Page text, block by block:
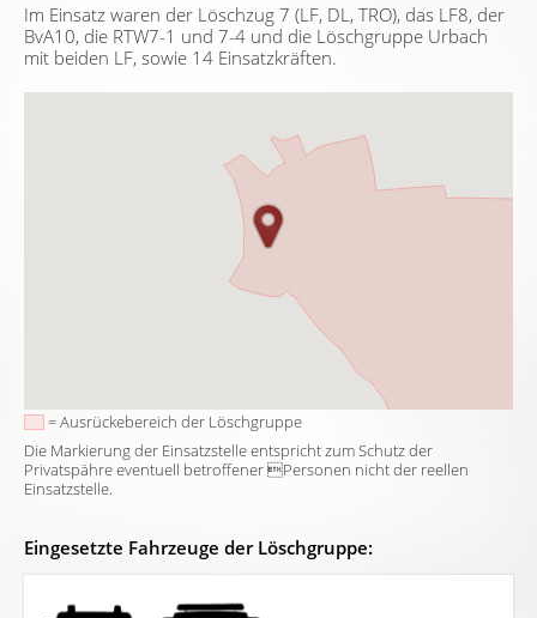
Im Einsatz waren der Löschzug 7 (LF, DL, TRO), das LF8, der
BvA10, die RTW7-1 und 7-4 und die Löschgruppe Urbach
mit beiden LF, sowie 14 Einsatzkräften.
= Ausrückebereich der Löschgruppe
Die Markierung der Einsatzstelle entspricht zum Schutz der
Privatspähre eventuell betroffener Personen nicht der reellen
Einsatzstelle.
Eingesetzte Fahrzeuge der Löschgruppe: